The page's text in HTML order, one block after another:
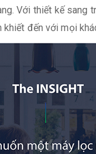
Với thiết kế sang
đến với mọi